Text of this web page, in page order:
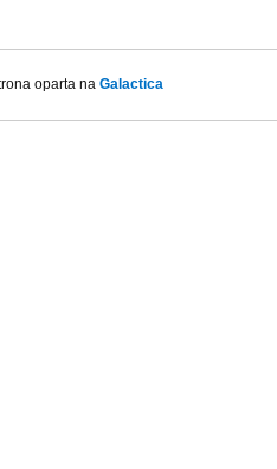
oparta na Galactica